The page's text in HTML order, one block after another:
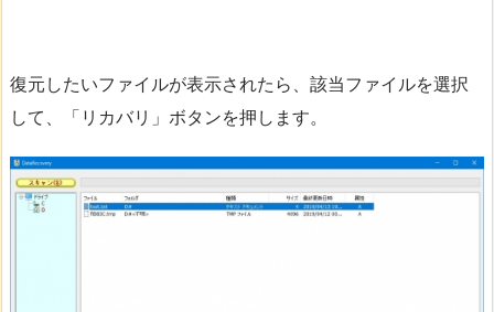
復元したいファイルが表示されたら、該当ファイルを選択
して、「リカバリ」ボタンを押します。